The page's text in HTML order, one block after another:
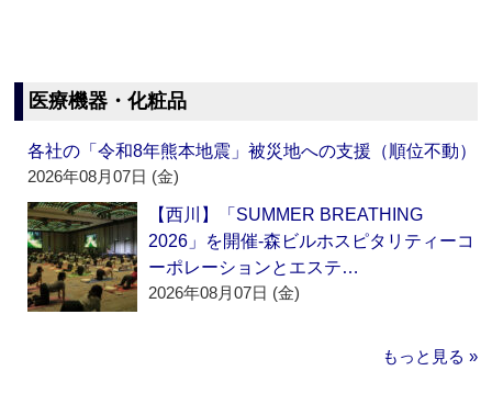
医療機器・化粧品
各社の「令和8年熊本地震」被災地への支援（順位不動）
2026年08月07日 (金)
【西川】「SUMMER BREATHING
2026」を開催‐森ビルホスピタリティーコ
ーポレーションとエステ…
2026年08月07日 (金)
もっと見る »